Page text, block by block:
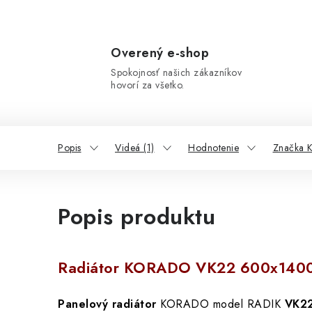
Overený e-shop
Spokojnosť našich zákazníkov
hovorí za všetko.
Popis Videá (1) Hodnotenie Značka
Popis produktu
Radiátor KORADO VK22
Panelový radiátor KORADO model RADIK